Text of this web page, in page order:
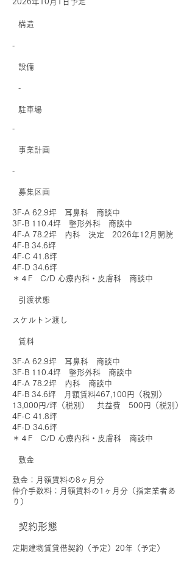
​構造
‐
​設備
‐
駐車場
‐
事業計画
‐
募集区画
3F-A 62.9坪 耳鼻科 商談中
3F-B 110.4坪 整形外科 商談中
4F-A 78.2坪 内科 決定 2026年12月開院
4F-B 34.6坪
4F-C 41.8坪
4F-D 34.6坪
＊４F C/D 心療内科・皮膚科 商談中
引渡状態
スケルトン渡し
賃料
3F-A 62.9坪 耳鼻科 商談中
3F-B 110.4坪 整形外科 商談中
4F-A 78.2坪 内科 商談中
4F-B 34.6坪 月額賃料467,100円（税別）
13,000円/坪（税別） 共益費 500円（税別）
4F-C 41.8坪
4F-D 34.6坪
＊４F C/D 心療内科・皮膚科 商談中
敷金
敷金：月額賃料の8ヶ月分
仲介手数料：月額賃料の1ヶ月分（指定業者あ
り）
契約形態
定期建物賃貸借契約（予定）20年（予定）